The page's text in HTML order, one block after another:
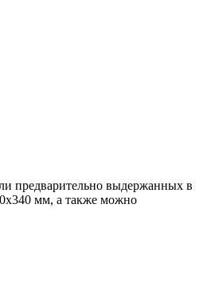
предварительно выдержанных в
мм, а также можно